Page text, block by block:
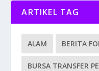
ARTIKEL TAG
ALAM BERITA
BURSA TRANSFER